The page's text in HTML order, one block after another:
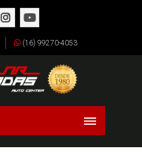
(16) 99270-4053